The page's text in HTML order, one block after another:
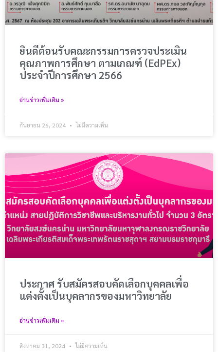
ยินดีต้อนรับคณะกรรมการตรวจประเมิน
คุณภาพการศึกษา ตามเกณฑ์ (EdPEx)
ประจำปีการศึกษา 2566
อ่านข่าวเพิ่มเติม »
กันยายน 26, 2024 ไม่มีความเห็น
ประกาศ รับสมัครสอบคัดเลือกบุคคลเพื่อ
แต่งตั้งเป็นบุคลากรของมหาวิทยาลัย
อ่านข่าวเพิ่มเติม »
สิงหาคม 31, 2024 ไม่มีความเห็น